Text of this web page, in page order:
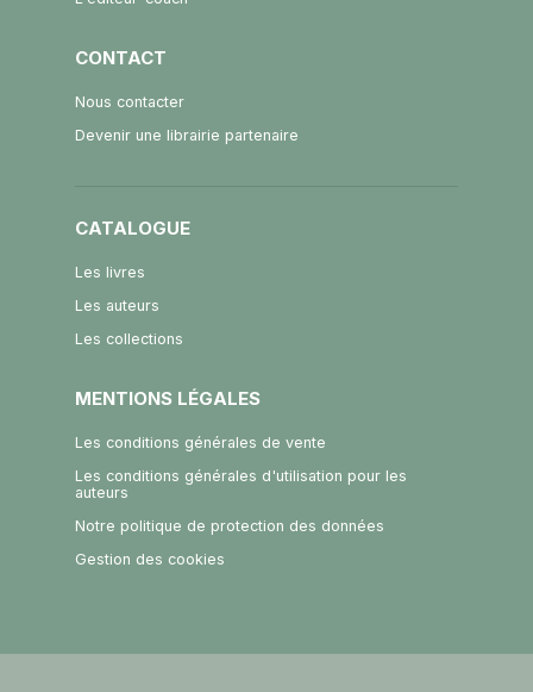
CONTACT
Nous contacter
Devenir une librairie partenaire
CATALOGUE
Les livres
Les auteurs
Les collections
MENTIONS LÉGALES
Les conditions générales de vente
Les conditions générales d'utilisation pour les
auteurs
Notre politique de protection des données
Gestion des cookies